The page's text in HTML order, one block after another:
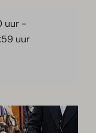
uur -
uur